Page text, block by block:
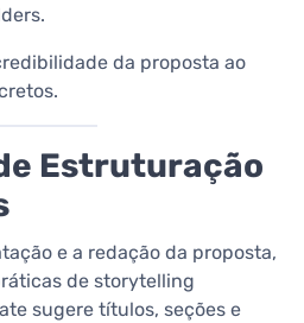
da proposta ao
Estruturação
e a redação da proposta,
de storytelling
sugere títulos, seções e